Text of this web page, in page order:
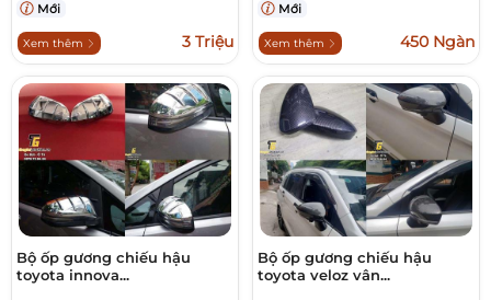
Mới
Xem thêm 3 Triệu
Mới
Xem thêm 450 Ngàn
Bộ ốp gương chiếu hậu
toyota innova...
Bộ ốp gương chiếu hậu
toyota veloz vân...